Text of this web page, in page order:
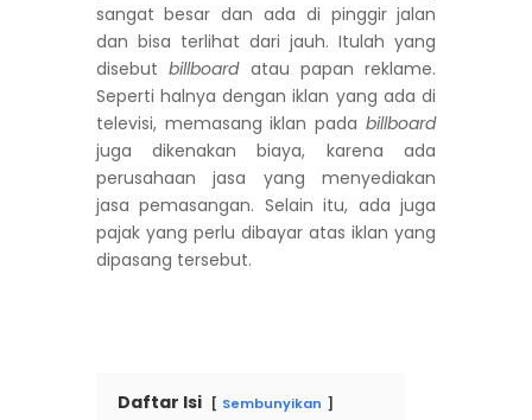
sangat besar dan ada di pinggir jalan
dan bisa terlihat dari jauh. Itulah yang
disebutbillboardatau papan reklame.
Seperti halnya dengan iklan yang ada di
televisi, memasang iklan padabillboard
juga dikenakan biaya, karena ada
perusahaan jasa yang menyediakan
jasa pemasangan. Selain itu, ada juga
pajak yang perlu dibayar atas iklan yang
dipasang tersebut.
Daftar Isi Sembunyikan